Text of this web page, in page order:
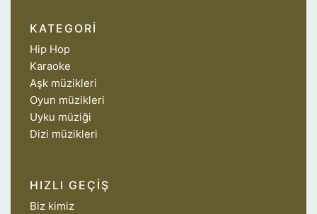
KATEGORI
Hip Hop
Karaoke
Aşk müzikleri
Oyun müzikleri
Uyku müziği
Dizi müzikleri
HIZLI GEÇIŞ
Biz kimiz